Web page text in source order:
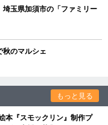
玉県加須市の「ファミリー
秋のマルシェ
もっと見る
本『スモックリン』制作プ